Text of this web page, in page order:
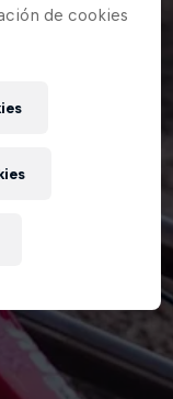
de cookies